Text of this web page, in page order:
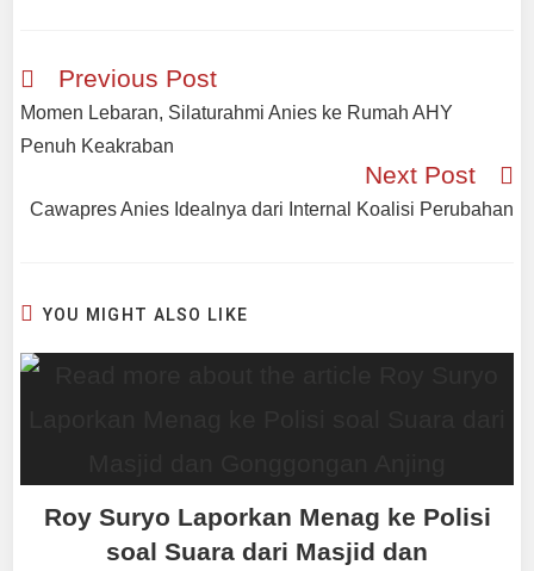
Previous Post
Momen Lebaran, Silaturahmi Anies ke Rumah AHY
Penuh Keakraban
Next Post
Cawapres Anies Idealnya dari Internal Koalisi Perubahan
YOU MIGHT ALSO LIKE
Roy Suryo Laporkan Menag ke Polisi
soal Suara dari Masjid dan